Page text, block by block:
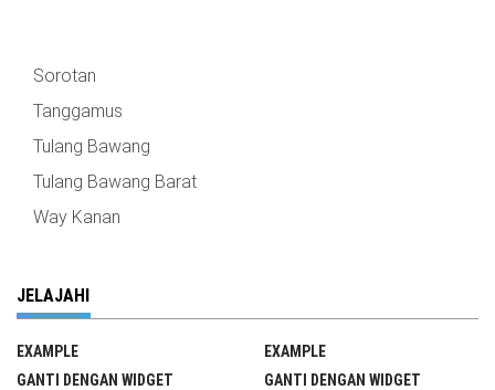
Sorotan
Tanggamus
Tulang Bawang
Tulang Bawang Barat
Way Kanan
JELAJAHI
EXAMPLE
GANTI DENGAN WIDGET
EXAMPLE
GANTI DENGAN WIDGET